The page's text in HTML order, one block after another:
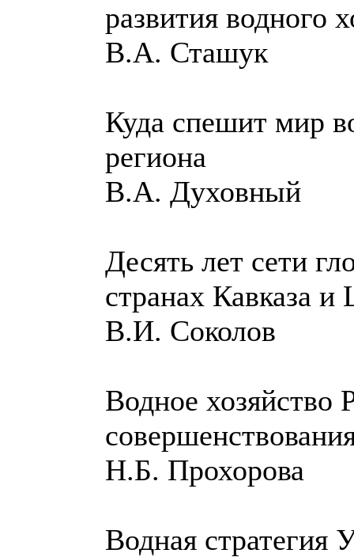
развития водного
В.А. Сташук
Куда спешит мир
региона
В.А. Духовный
Десять лет сети
странах Кавказа
В.И. Соколов
Водное хозяйство
Н.Б. Прохорова
Водная стратегия